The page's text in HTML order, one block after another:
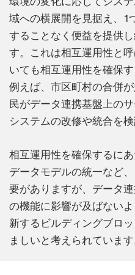
域への横展開を見据え、1
することなく便益を提供
す。これは相互運用性と
いても相互運用性を確保
例えば、市区町村の合併
民がデータ連携基盤上の
システムの改修や統合を
相互運用性を確保するに
データモデルの統一など
要がありますが、データ
の機能に影響が及ばない
新するビルディングブロ
ましいと考えられています